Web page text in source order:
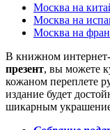
Москва на
Москва на
Москва на
В книжном
презент, вы можете
кожаном переплете
издание будет
шикарным